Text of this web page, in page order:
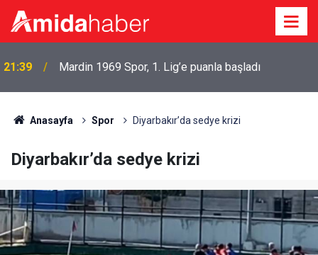
21:39 Mardin 1969 Spor, 1. Lig’e puanla başladı
20:47 İran’dan Hürmüz mesajı: ABD’ye 6 şart
Anasayfa Spor Diyarbakır’da sedye krizi
Diyarbakır’da sedye krizi